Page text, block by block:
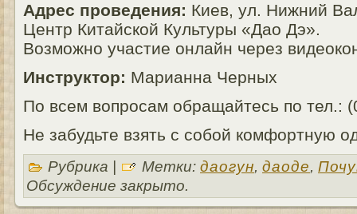
Адрес проведения: Киев, ул. Нижний
Центр Китайской Культуры «Дао Дэ».
Возможно участие онлайн через
Инструктор: Марианна Черных
По всем вопросам обращайтесь по тел.:
Не забудьте взять с собой комфортную
Рубрика | Метки: даогун, даоде,
Обсуждение закрыто.